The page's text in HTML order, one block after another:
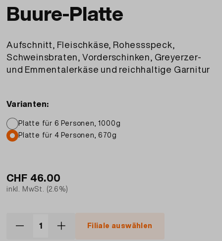
Buure-Platte
Aufschnitt, Fleischkäse, Rohessspeck,
Schweinsbraten, Vorderschinken, Greyerzer-
und Emmentalerkäse und reichhaltige Garnitur
Varianten:
Platte für 6 Personen, 1000g
Platte für 4 Personen, 670g
CHF 46.00
inkl. MwSt. (2.6%)
Filiale auswählen